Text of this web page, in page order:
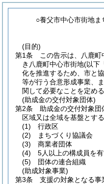
○養父市中心市街地
(目的)
第1条
この告示は、八鹿
き八鹿町中心市街地(以下
化を推進するため、市と
等が行う合意形成事業、
関して必要なことを定める
(助成金の交付対象団体)
第2条
助成金の交付対象
区域又は全域を基盤とす
(1)
行政区
(2)
まちづくり協議会
(3)
商業者団体
(4)
5人以上の構成員を
(5)
団体の連合組織
(助成対象事業)
第3条
支援の対象となる事